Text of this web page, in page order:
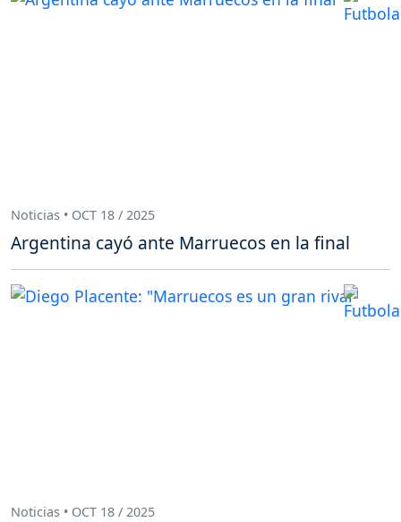
Noticias • OCT 18 / 2025
Argentina cayó ante Marruecos en la final
Noticias • OCT 18 / 2025